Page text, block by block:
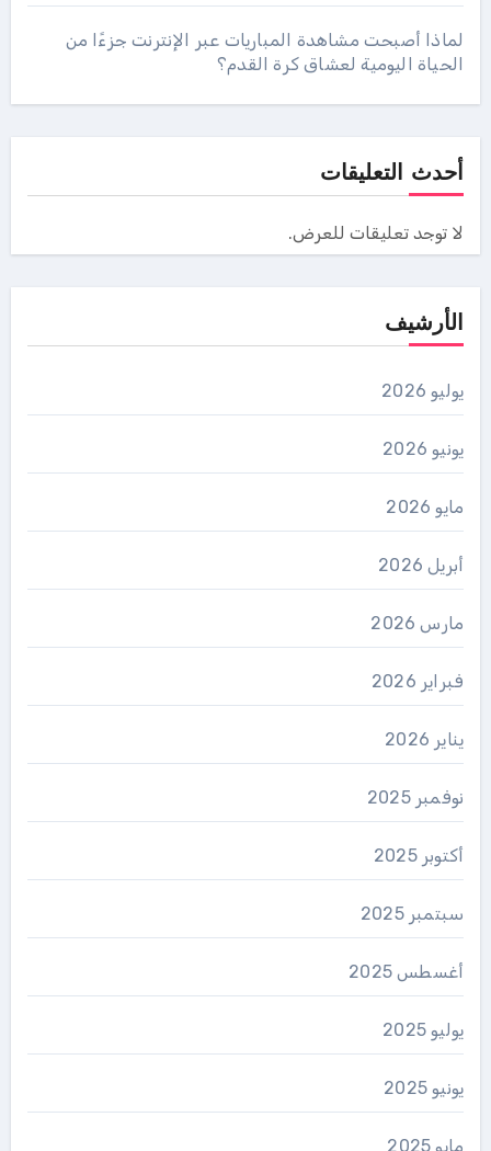
لماذا أصبحت مشاهدة المباريات عبر الإنترنت جزءًا من
الحياة اليومية لعشاق كرة القدم؟
أحدث التعليقات
لا توجد تعليقات للعرض.
الأرشيف
يوليو 2026
يونيو 2026
مايو 2026
أبريل 2026
مارس 2026
فبراير 2026
يناير 2026
نوفمبر 2025
أكتوبر 2025
سبتمبر 2025
أغسطس 2025
يوليو 2025
يونيو 2025
مايو 2025